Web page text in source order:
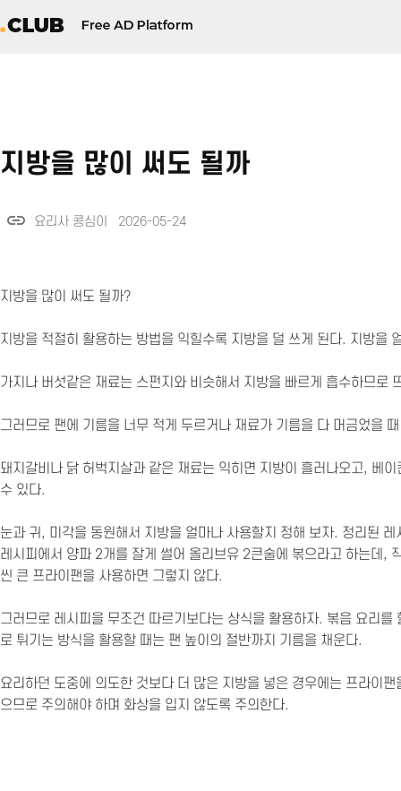
지방을 많이 써도 될까
link 요리사 콩심이 2026-05-24
지방을 많이 써도 될까?
지방을 적절히 활용하는 방법을 익힐수록 지방을 덜 쓰게 된다. 지방을
가지나 버섯같은 재료는 스펀지와 비슷해서 지방을 빠르게 흡수하므로
그러므로 팬에 기름을 너무 적게 두르거나 재료가 기름을 다 머금었을
돼지갈비나 닭 허벅지살과 같은 재료는 익히면 지방이 흘러나오고, 베
수 있다.
눈과 귀, 미각을 동원해서 지방을 얼마나 사용할지 정해 보자. 정리된
레시피에서 양파 2개를 잘게 썰어 올리브유 2큰술에 볶으라고 하는데,
씬 큰 프라이팬을 사용하면 그렇지 않다.
그러므로 레시피을 무조건 따르기보다는 상식을 활용하자. 볶음 요리
로 튀기는 방식을 활용할 때는 팬 높이의 절반까지 기름을 채운다.
요리하던 도중에 의도한 것보다 더 많은 지방을 넣은 경우에는 프라이
으므로 주의해야 하며 화상을 입지 않도록 주의한다.